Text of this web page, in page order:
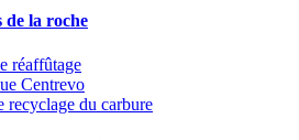
de la roche
réaffûtage
Centrevo
recyclage du carbure